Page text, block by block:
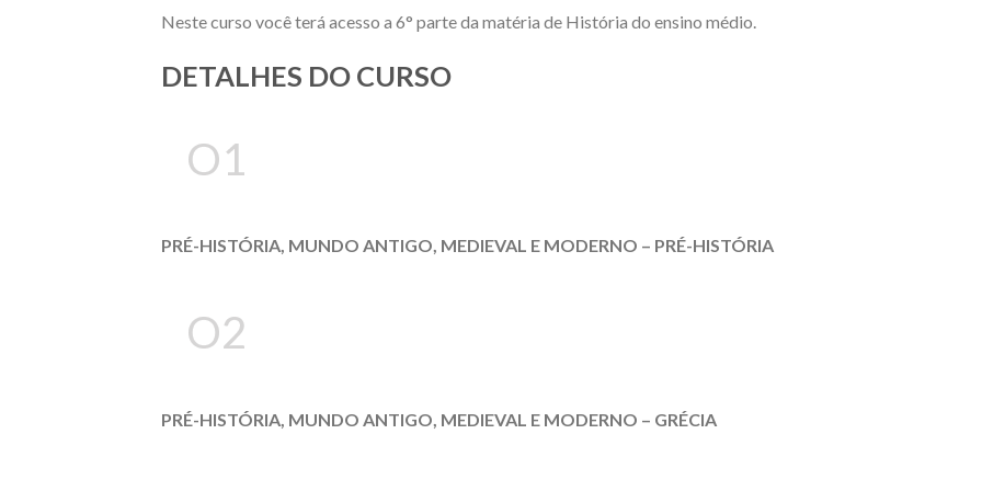
Neste curso você terá acesso a 6° parte da matéria de História do ensino médio.
DETALHES DO CURSO
O1
PRÉ-HISTÓRIA, MUNDO ANTIGO, MEDIEVAL E MODERNO – PRÉ-HISTÓRIA
O2
PRÉ-HISTÓRIA, MUNDO ANTIGO, MEDIEVAL E MODERNO – GRÉCIA